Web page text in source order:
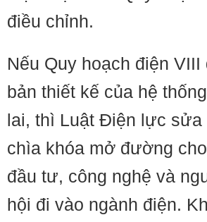
điều chỉnh.
Nếu Quy hoạch điện
bản thiết kế của hệ
lai, thì Luật Điện lực sửa
chìa khóa mở đường
đầu tư, công nghệ và
hội đi vào ngành điện.